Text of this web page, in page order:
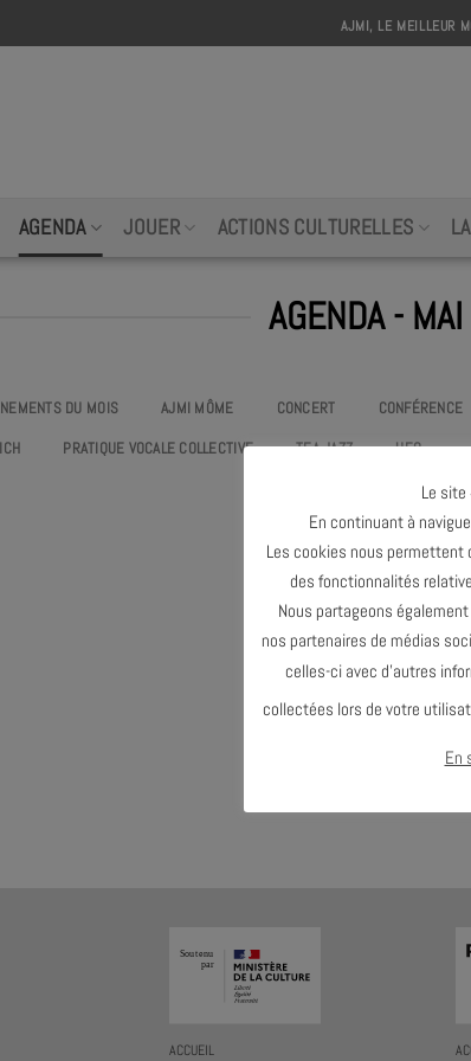
AJMI, LE MEILLEUR
AGENDA JOUER ACTIONS CULTURELLES
AGENDA -
DU MOIS AJMI MÔME CONCERT CONFÉRENCE
PRATIQUE VOCALE COLLECTIVE TEA JAZZ UEO
Pas
Le dernier
ACCUEIL
Le site
En continuant à
Les cookies nous permettent
des fonctionnalités
Nous partageons
nos partenaires de médias
celles-ci avec d’autres
collectées lors de votre
En